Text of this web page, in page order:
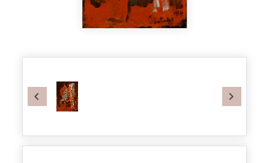
Previous